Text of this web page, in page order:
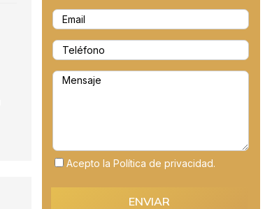
Acepto la Política de privacidad.